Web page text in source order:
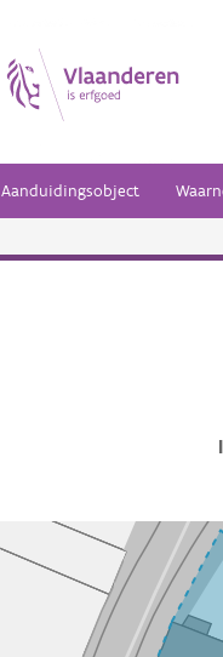
Aanduidingsobject